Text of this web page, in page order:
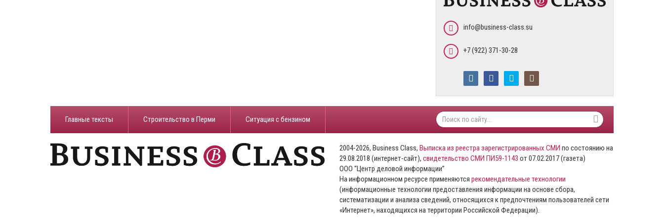
info@business-class.su
+7 (922) 371-30-28
Главные тексты Строительство в Перми ​Ситуация с бензином
2004-2026, Business Class, Выписка из реестра зарегистрированных СМИ по состоянию на
29.08.2018 (интернет-сайт), свидетельство СМИ ПИ59-1143 от 07.02.2017 (газета)
ООО “Центр деловой информации”
На информационном ресурсе применяются рекомендательные технологии
(информационные технологии предоставления информации на основе сбора,
систематизации и анализа сведений, относящихся к предпочтениям пользователей сети
«Интернет», находящихся на территории Российской Федерации).